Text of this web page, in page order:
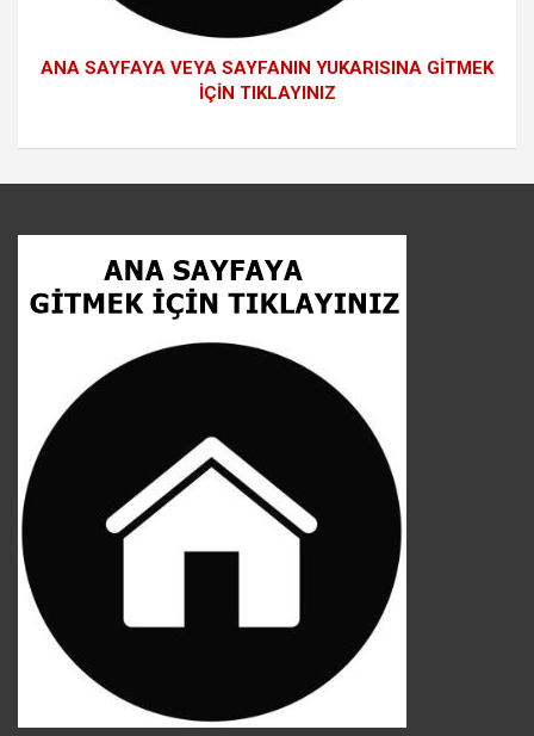
ANA SAYFAYA VEYA SAYFANIN YUKARISINA GİTMEK
İÇİN TIKLAYINIZ